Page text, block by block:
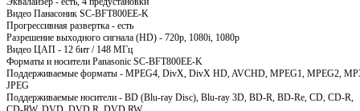
Видео Панасоник SC-BFT800EE-K
Прогрессивная развертка - есть
Разрешение выходного сигнала (HD) - 720p, 1080i, 1080p
Видео ЦАП - 12 бит / 148 МГц
Форматы и носители Panasonic SC-BFT800EE-K
Поддерживаемые форматы - MPEG4, DivX, DivX HD, AVCHD, MPEG1, MPEG2,
JPEG
Поддерживаемые носители - BD (Blu-ray Disc), Blu-ray 3D, BD-R, BD-Re, CD, CD-R,